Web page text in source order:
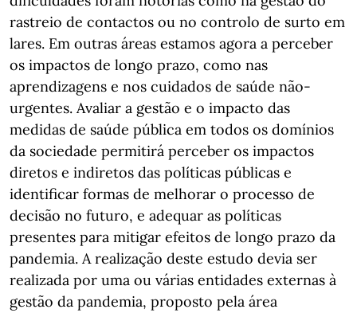
rastreio de contactos ou no controlo de surto em
lares. Em outras áreas estamos agora a perceber
os impactos de longo prazo, como nas
aprendizagens e nos cuidados de saúde não-
urgentes. Avaliar a gestão e o impacto das
medidas de saúde pública em todos os domínios
da sociedade permitirá perceber os impactos
diretos e indiretos das políticas públicas e
identificar formas de melhorar o processo de
decisão no futuro, e adequar as políticas
presentes para mitigar efeitos de longo prazo da
pandemia. A realização deste estudo devia ser
realizada por uma ou várias entidades externas à
gestão da pandemia, proposto pela área